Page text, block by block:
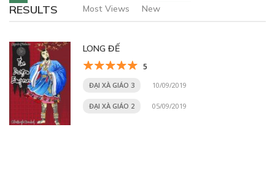
RESULTS
Most Views New
LONG ĐẾ
5
ĐẠI XÀ GIÁO 3 10/09/2019
ĐẠI XÀ GIÁO 2 05/09/2019